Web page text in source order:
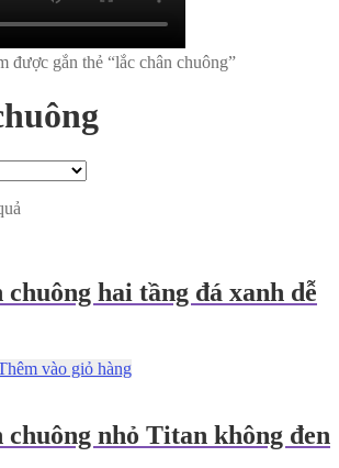
được gắn thẻ “lắc chân chuông”
chuông hai tầng đá xanh dễ
vào giỏ hàng
chuông nhỏ Titan không đen